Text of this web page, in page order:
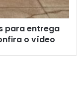
João Pessoa
de
Boa
2022
para entrega
o vídeo